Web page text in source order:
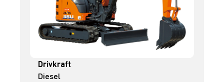
Drivkraft
Diesel